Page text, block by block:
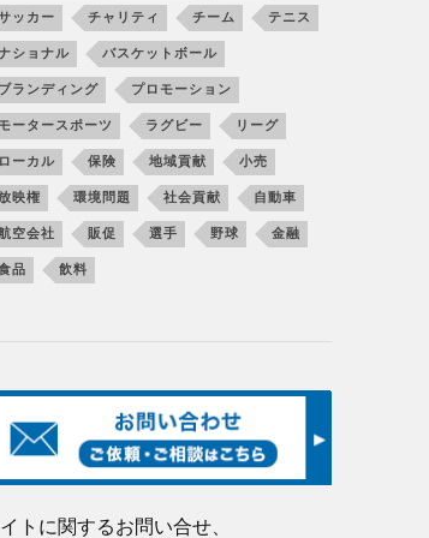
ッカー チャリティ チーム テニス
ショナル バスケットボール
ブランディング プロモーション
モータースポーツ ラグビー リーグ
ローカル 保険 地域貢献 小売
映権 環境問題 社会貢献 自動車
空会社 販促 選手 野球 金融
品 飲料
トに関するお問い合せ、